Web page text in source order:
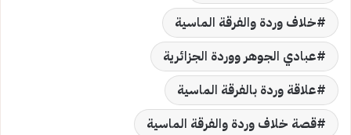
خلاف وردة والفرقة الماسية
عبادي الجوهر ووردة الجزائرية
علاقة وردة بالفرقة الماسية
قصة خلاف وردة والفرقة الماسية